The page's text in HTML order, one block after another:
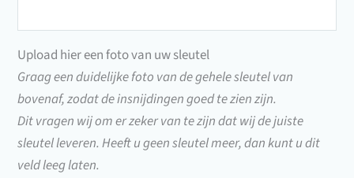
B9000)
Upload hier een foto van uw sleutel
Graag een duidelijke foto van de gehele sleutel van
bovenaf, zodat de insnijdingen goed te zien zijn.
Dit vragen wij om er zeker van te zijn dat wij de juiste
sleutel leveren. Heeft u geen sleutel meer, dan kunt u dit
veld leeg laten.